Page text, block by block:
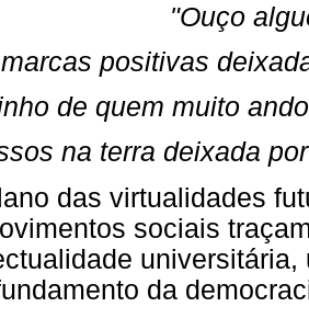
"Ouço
positivas
de quem muito
na terra deixada
das virtualidades
sociais
da